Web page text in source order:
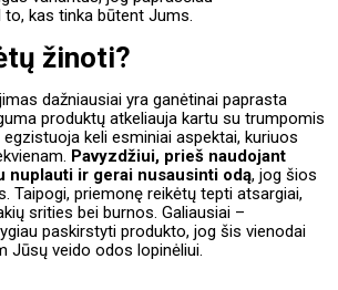
kas tinka būtent Jums.
žinoti?
dažniausiai yra ganėtinai paprasta
produktų atkeliauja kartu su trumpomis
keli esminiai aspektai, kuriuos
Pavyzdžiui, prieš naudojant
nuplauti ir gerai nusausinti odą, jog šios
Taipogi, priemonę reikėtų tepti atsargiai,
srities bei burnos. Galiausiai –
paskirstyti produkto, jog šis vienodai
Jūsų veido odos lopinėliui.